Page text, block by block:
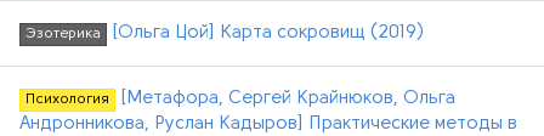
Эзотерика [Ольга Цой] Карта сокровищ (2019)
Психология
[Метафора, Сергей Крайнюков, Ольга
Андронникова, Руслан Кадыров] Практические методы в